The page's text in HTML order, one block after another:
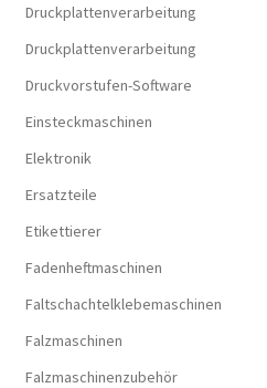
Druckplattenverarbeitung
Druckplattenverarbeitung
Druckvorstufen-Software
Einsteckmaschinen
Elektronik
Ersatzteile
Etikettierer
Fadenheftmaschinen
Faltschachtelklebemaschinen
Falzmaschinen
Falzmaschinenzubehör